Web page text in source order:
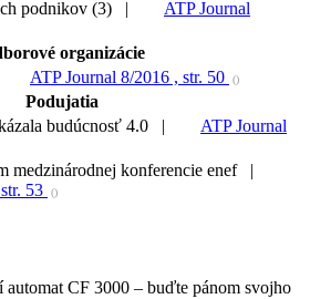
podnikov (3) |
ATP Journal
organizácie
ATP Journal 8/2016 , str. 50 ()
Podujatia
budúcnosť 4.0 |
ATP Journal
medzinárodnej konferencie enef |
53
()
CF 3000 – buďte pánom svojho